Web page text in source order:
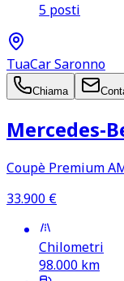
5 posti
TuaCar Saronno
Chiama
Coupè Premium
33.900 €
Chilometri
98.000 km